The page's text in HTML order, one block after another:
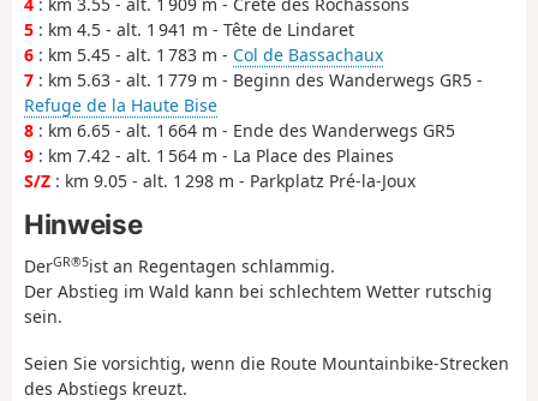
5 : km 4.5 - alt. 1 941 m - Tête de Lindaret
6 : km 5.45 - alt. 1 783 m - Col de Bassachaux
7 : km 5.63 - alt. 1 779 m - Beginn des Wanderwegs GR5 -
Refuge de la Haute Bise
8 : km 6.65 - alt. 1 664 m - Ende des Wanderwegs GR5
9 : km 7.42 - alt. 1 564 m - La Place des Plaines
S/Z : km 9.05 - alt. 1 298 m - Parkplatz Pré-la-Joux
Hinweise
DerGR®5ist an Regentagen schlammig.
Der Abstieg im Wald kann bei schlechtem Wetter rutschig
sein.
Seien Sie vorsichtig, wenn die Route Mountainbike-Strecken
des Abstiegs kreuzt.